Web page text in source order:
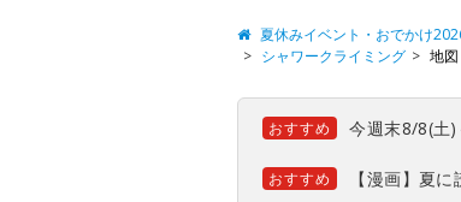
夏休みイベント・おでかけ
シャワークライミング
地
おすすめ 今週末8/8(土
おすすめ 【漫画】夏